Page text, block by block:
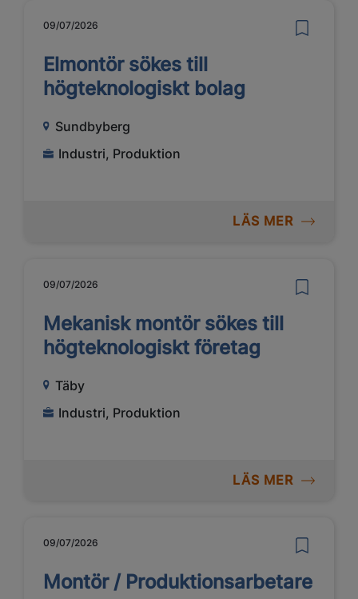
09/07/2026
Elmontör sökes till
högteknologiskt bolag
Sundbyberg
Industri, Produktion
LÄS MER
09/07/2026
Mekanisk montör sökes till
högteknologiskt företag
Täby
Industri, Produktion
LÄS MER
09/07/2026
Montör / Produktionsarbetare